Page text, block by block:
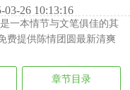
26 10:13:16
一本情节与文笔俱佳的其
费提供陈情团圆最新清爽
章节目录